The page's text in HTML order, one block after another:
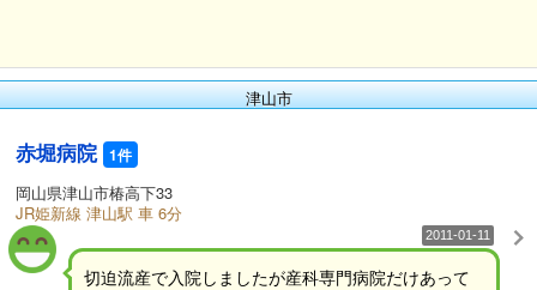
津山市
赤堀病院 1件
岡山県津山市椿高下33
JR姫新線 津山駅 車 6分
2011-01-11
切迫流産で入院しましたが産科専門病院だけあって